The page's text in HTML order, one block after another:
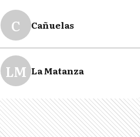
C Cañuelas
LM La Matanza